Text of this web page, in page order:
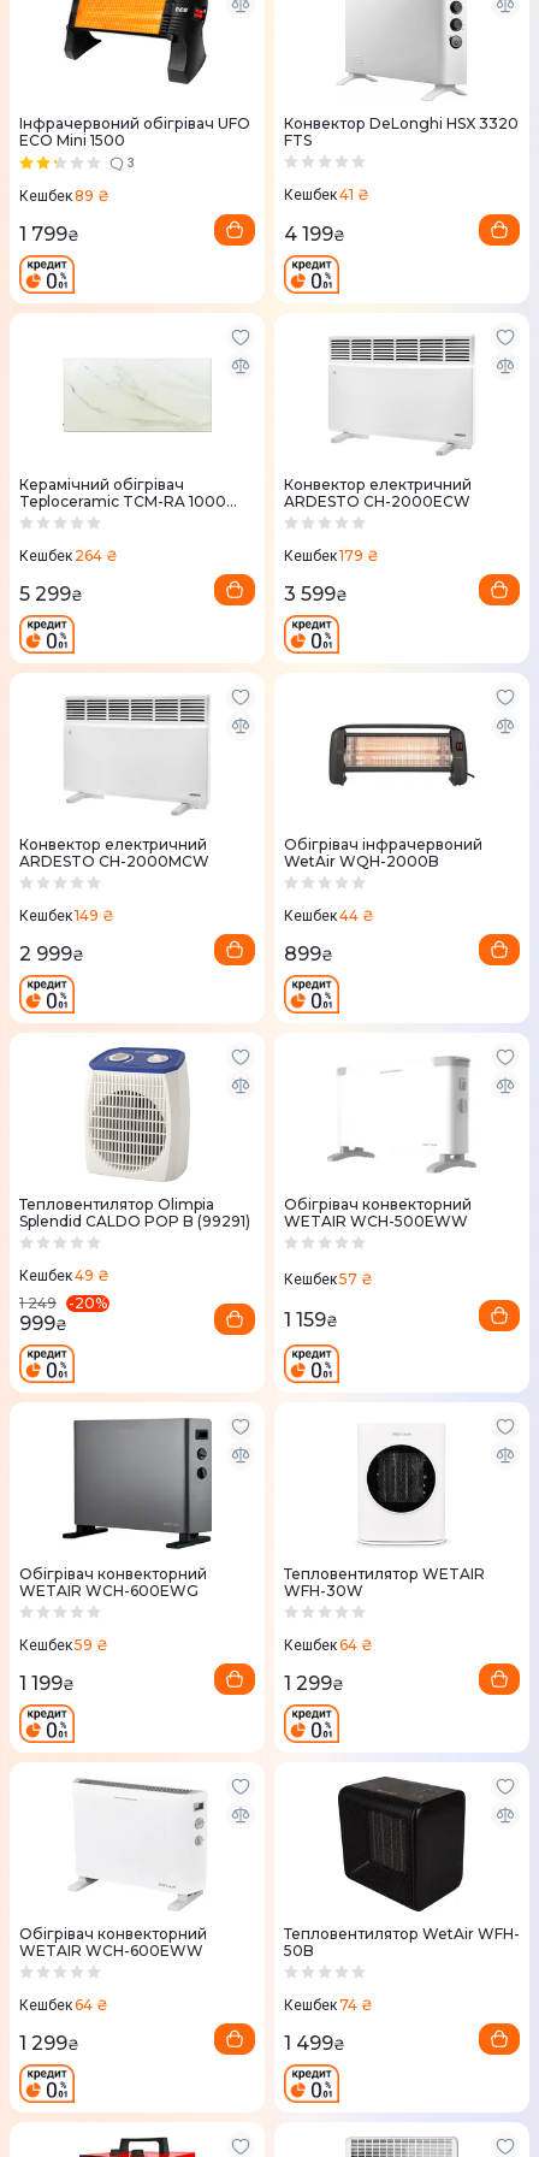
Інфрачервоний обігрівач UFO
ECO Mini 1500
3
Кешбек89 ₴
1 799₴
Конвектор DeLonghi HSX 3320
FTS
Кешбек41 ₴
4 199₴
Керамічний обігрівач
Teploceramic TCM-RA 1000
(800179)
Кешбек 264 ₴
5 299₴
Конвектор електричний
ARDESTO СН-2000ECW
Кешбек179 ₴
3 599₴
Конвектор електричний
ARDESTO CH-2000MCW
Кешбек149 ₴
2 999₴
Обігрівач інфрачервоний
WetAir WQH-2000B
Кешбек44 ₴
899₴
Тепловентилятор Olimpia
Splendid CALDO POP B (99291)
Кешбек49 ₴
1 249
-20%
999₴
Обігрівач конвекторний
WETAIR WСH-500EWW
Кешбек57 ₴
1 159₴
Обігрівач конвекторний
WETAIR WСH-600EWG
Кешбек59 ₴
1 199₴
Тепловентилятор WETAIR
WFH-30W
Кешбек64 ₴
1 299₴
Обігрівач конвекторний
WETAIR WСH-600EWW
Кешбек64 ₴
1 299₴
Тепловентилятор WetAir WFH-
50B
Кешбек74 ₴
1 499₴